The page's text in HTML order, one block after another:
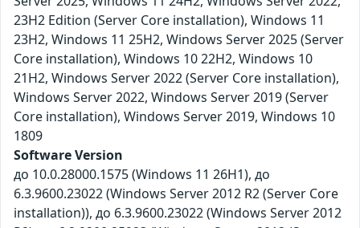
23H2 Edition (Server Core installation), Windows 11
23H2, Windows 11 25H2, Windows Server 2025 (Server
Core installation), Windows 10 22H2, Windows 10
21H2, Windows Server 2022 (Server Core installation),
Windows Server 2022, Windows Server 2019 (Server
Core installation), Windows Server 2019, Windows 10
1809
Software Version
до 10.0.28000.1575 (Windows 11 26H1), до
6.3.9600.23022 (Windows Server 2012 R2 (Server Core
installation)), до 6.3.9600.23022 (Windows Server 2012